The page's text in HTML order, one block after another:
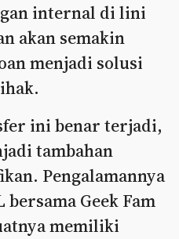
internal di lini
akan semakin
menjadi solusi
ini benar terjadi,
tambahan
Pengalamannya
Geek Fam
memiliki